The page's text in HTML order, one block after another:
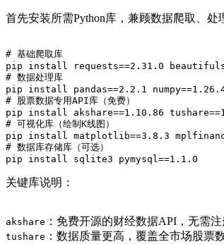
首先安装所需Python库，兼顾数据爬取、处
# 基础爬取库
pip install requests==2.31.0
# 数据处理库
pip install pandas==2.2.1
# 股票数据专用API库（免费）
pip install akshare==1.10.86
# 可视化库（绘制K线图）
pip install matplotlib==3.8.3
# 数据库存储库（可选）
关键库说明：
akshare ：免费开源的财经数据API，无需
tushare ：数据质量更高，覆盖全市场股票